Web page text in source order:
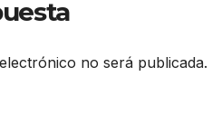
no será publicada.